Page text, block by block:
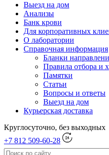
Выезд на дом
Анализы
Банк крови
Для корпоративных
О лаборатории
Справочная информация
Бланки
Правила отбора и
Памятки
Статьи
Вопросы и ответы
Выезд на дом
Курьерская доставка
Круглосуточно, без выходных
+7 812 509-60-28